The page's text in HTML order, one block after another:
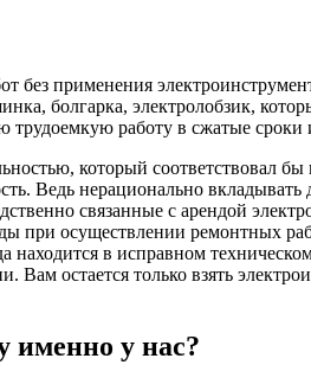
применения
болгарка, электролобзик,
работу в сжатые сроки
который соответствовал
Ведь нерационально вкладывать
связанные с арендой
при осуществлении ремонтных
находится в исправном
остается только взять
именно у нас?